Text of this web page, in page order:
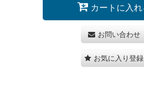
カートに入れ
お問い合わせ
お気に入り登録